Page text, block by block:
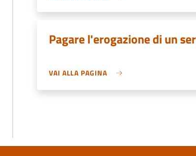
Pagare l'erogazione di un
VAI ALLA PAGINA